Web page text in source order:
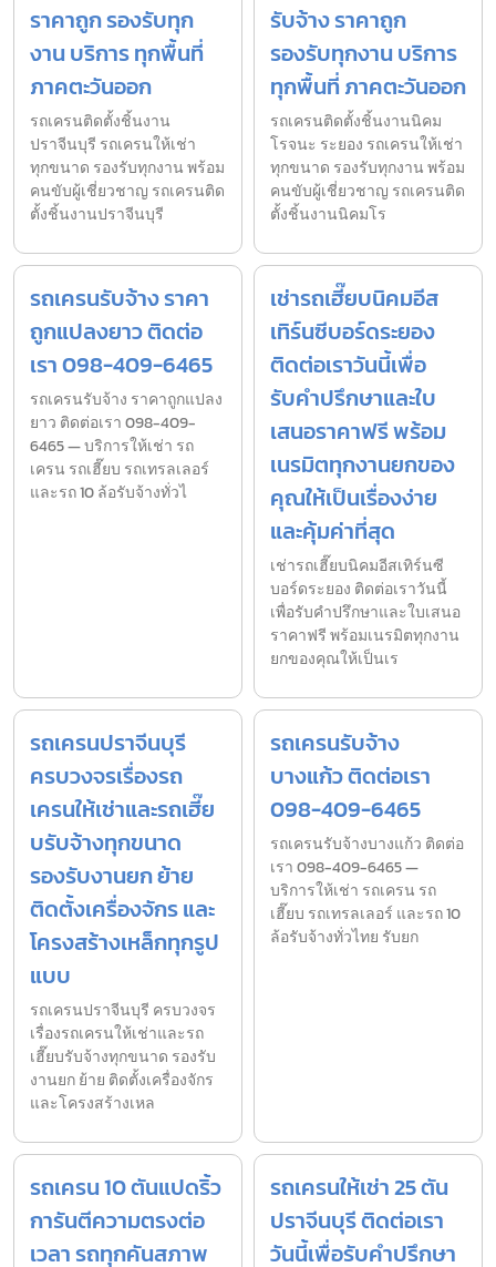
ราคาถูก รองรับทุก
งาน บริการ ทุกพื้นที่
ภาคตะวันออก
รถเครนติดตั้งชิ้นงาน
ปราจีนบุรี รถเครนให้เช่า
ทุกขนาด รองรับทุกงาน พร้อม
คนขับผู้เชี่ยวชาญ รถเครนติด
ตั้งชิ้นงานปราจีนบุรี
รับจ้าง ราคาถูก
รองรับทุกงาน บริการ
ทุกพื้นที่ ภาคตะวันออก
รถเครนติดตั้งชิ้นงานนิคม
โรจนะ ระยอง รถเครนให้เช่า
ทุกขนาด รองรับทุกงาน พร้อม
คนขับผู้เชี่ยวชาญ รถเครนติด
ตั้งชิ้นงานนิคมโร
รถเครนรับจ้าง ราคา
ถูกแปลงยาว ติดต่อ
เรา 098-409-6465
รถเครนรับจ้าง ราคาถูกแปลง
ยาว ติดต่อเรา 098-409-
6465 — บริการให้เช่า รถ
เครน รถเฮี๊ยบ รถเทรลเลอร์
และรถ 10 ล้อรับจ้างทั่วไ
เช่ารถเฮี๊ยบนิคมอีส
เทิร์นซีบอร์ดระยอง
ติดต่อเราวันนี้เพื่อ
รับคำปรึกษาและใบ
เสนอราคาฟรี พร้อม
เนรมิตทุกงานยกของ
คุณให้เป็นเรื่องง่าย
และคุ้มค่าที่สุด
เช่ารถเฮี๊ยบนิคมอีสเทิร์นซี
บอร์ดระยอง ติดต่อเราวันนี้
เพื่อรับคำปรึกษาและใบเสนอ
ราคาฟรี พร้อมเนรมิตทุกงาน
ยกของคุณให้เป็นเร
รถเครนปราจีนบุรี
ครบวงจรเรื่องรถ
เครนให้เช่าและรถเฮี๊ย
บรับจ้างทุกขนาด
รองรับงานยก ย้าย
ติดตั้งเครื่องจักร และ
โครงสร้างเหล็กทุกรูป
แบบ
รถเครนปราจีนบุรี ครบวงจร
เรื่องรถเครนให้เช่าและรถ
เฮี๊ยบรับจ้างทุกขนาด รองรับ
งานยก ย้าย ติดตั้งเครื่องจักร
และโครงสร้างเหล
รถเครนรับจ้าง
บางแก้ว ติดต่อเรา
098-409-6465
รถเครนรับจ้างบางแก้ว ติดต่อ
เรา 098-409-6465 —
บริการให้เช่า รถเครน รถ
เฮี๊ยบ รถเทรลเลอร์ และรถ 10
ล้อรับจ้างทั่วไทย รับยก
รถเครน 10 ตันแปดริ้ว
การันตีความตรงต่อ
เวลา รถทุกคันสภาพ
รถเครนให้เช่า 25 ตัน
ปราจีนบุรี ติดต่อเรา
วันนี้เพื่อรับคำปรึกษา